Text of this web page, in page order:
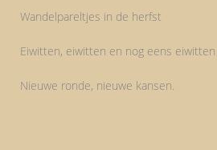
Wandelpareltjes in de herfst
Eiwitten, eiwitten en nog eens eiwitten
Nieuwe ronde, nieuwe kansen.